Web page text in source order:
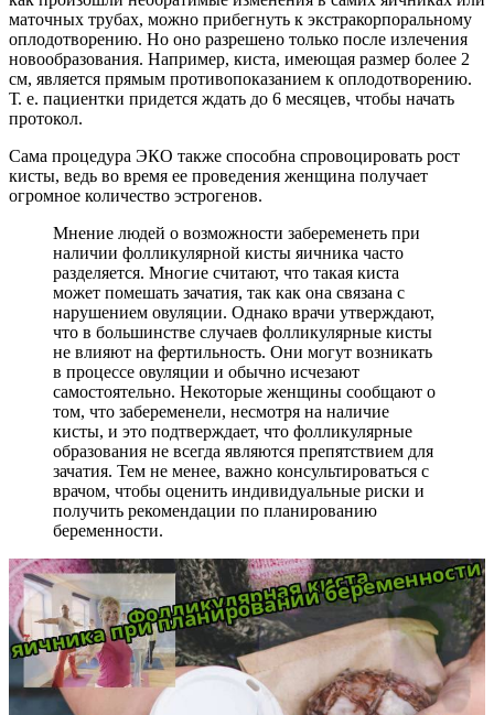
маточных трубах, можно прибегнуть к экстракорпоральному
оплодотворению. Но оно разрешено только после излечения
новообразования. Например, киста, имеющая размер более 2
см, является прямым противопоказанием к оплодотворению.
Т. е. пациентки придется ждать до 6 месяцев, чтобы начать
протокол.
Сама процедура ЭКО также способна спровоцировать рост
кисты, ведь во время ее проведения женщина получает
огромное количество эстрогенов.
Мнение людей о возможности забеременеть при
наличии фолликулярной кисты яичника часто
разделяется. Многие считают, что такая киста
может помешать зачатия, так как она связана с
нарушением овуляции. Однако врачи утверждают,
что в большинстве случаев фолликулярные кисты
не влияют на фертильность. Они могут возникать
в процессе овуляции и обычно исчезают
самостоятельно. Некоторые женщины сообщают о
том, что забеременели, несмотря на наличие
кисты, и это подтверждает, что фолликулярные
образования не всегда являются препятствием для
зачатия. Тем не менее, важно консультироваться с
врачом, чтобы оценить индивидуальные риски и
получить рекомендации по планированию
беременности.